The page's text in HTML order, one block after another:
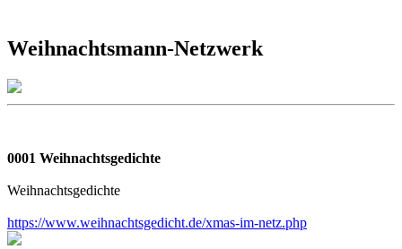
Weihnachtsmann-Netzwerk
0001 Weihnachtsgedichte
Weihnachtsgedichte
https://www.weihnachtsgedicht.de/xmas-im-netz.php